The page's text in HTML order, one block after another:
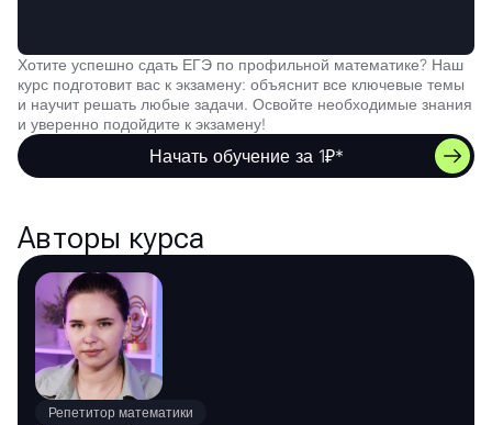
Хотите успешно сдать ЕГЭ по профильной математике? Наш
курс подготовит вас к экзамену: объяснит все ключевые темы
и научит решать любые задачи. Освойте необходимые знания
и уверенно подойдите к экзамену!
Начать обучение за 1₽*
Авторы курса
Репетитор математики